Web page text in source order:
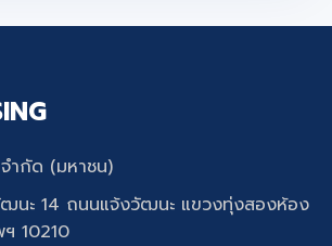
ำกัด (มหาชน)
นะ 14 ถนนแจ้งวัฒนะ แขวงทุ่งสองห้อง
10210